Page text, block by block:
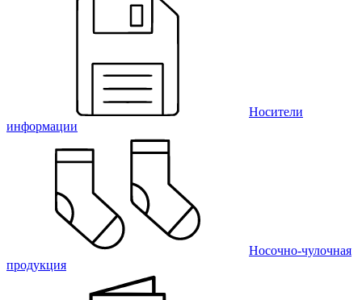
Носители
информации
Носочно-чулочная
продукция